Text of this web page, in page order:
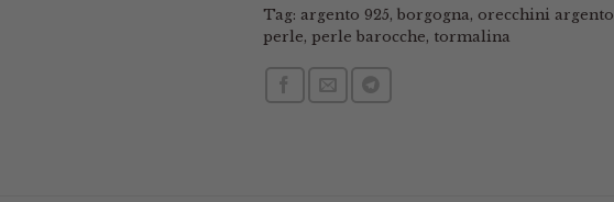
Tag: argento 925, borgogna , orecchini argento
perle, perle barocche, tormalina